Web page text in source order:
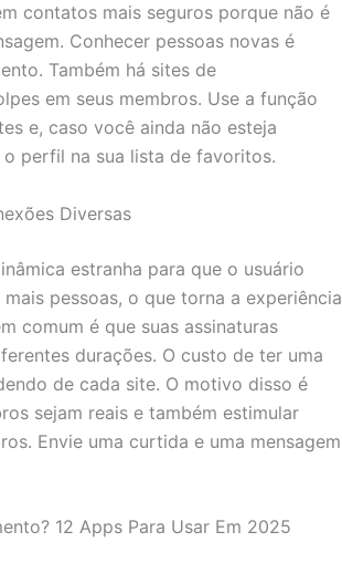
contatos mais seguros porque não é
Conhecer pessoas novas é
Também há sites de
em seus membros. Use a função
e, caso você ainda não esteja
perfil na sua lista de favoritos.
Diversas
estranha para que o usuário
pessoas, o que torna a experiência
comum é que suas assinaturas
durações. O custo de ter uma
de cada site. O motivo disso é
sejam reais e também estimular
Envie uma curtida e uma mensagem
12 Apps Para Usar Em 2025